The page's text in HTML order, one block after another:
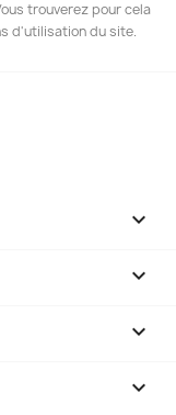
trouverez pour cela
d'utilisation du site.



keyboard_arrow_down